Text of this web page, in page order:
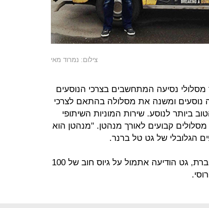
צילום: נמרוד מאי
נסיעה המתחשבים בצרכי הנוסעים
נוסעים ומשנה את מסלולה בהתאם לצרכי
ביותר לנוסע. שירות המוניות השיתופי
קבועים לאורך מנהטן. "מנהטן הוא
הגלובלי של גט טל ברנר.
במקביל, וכדי להתמודד עם התחרות הגוברת, גט הודיעה אתמול על גיוס חוב של 100